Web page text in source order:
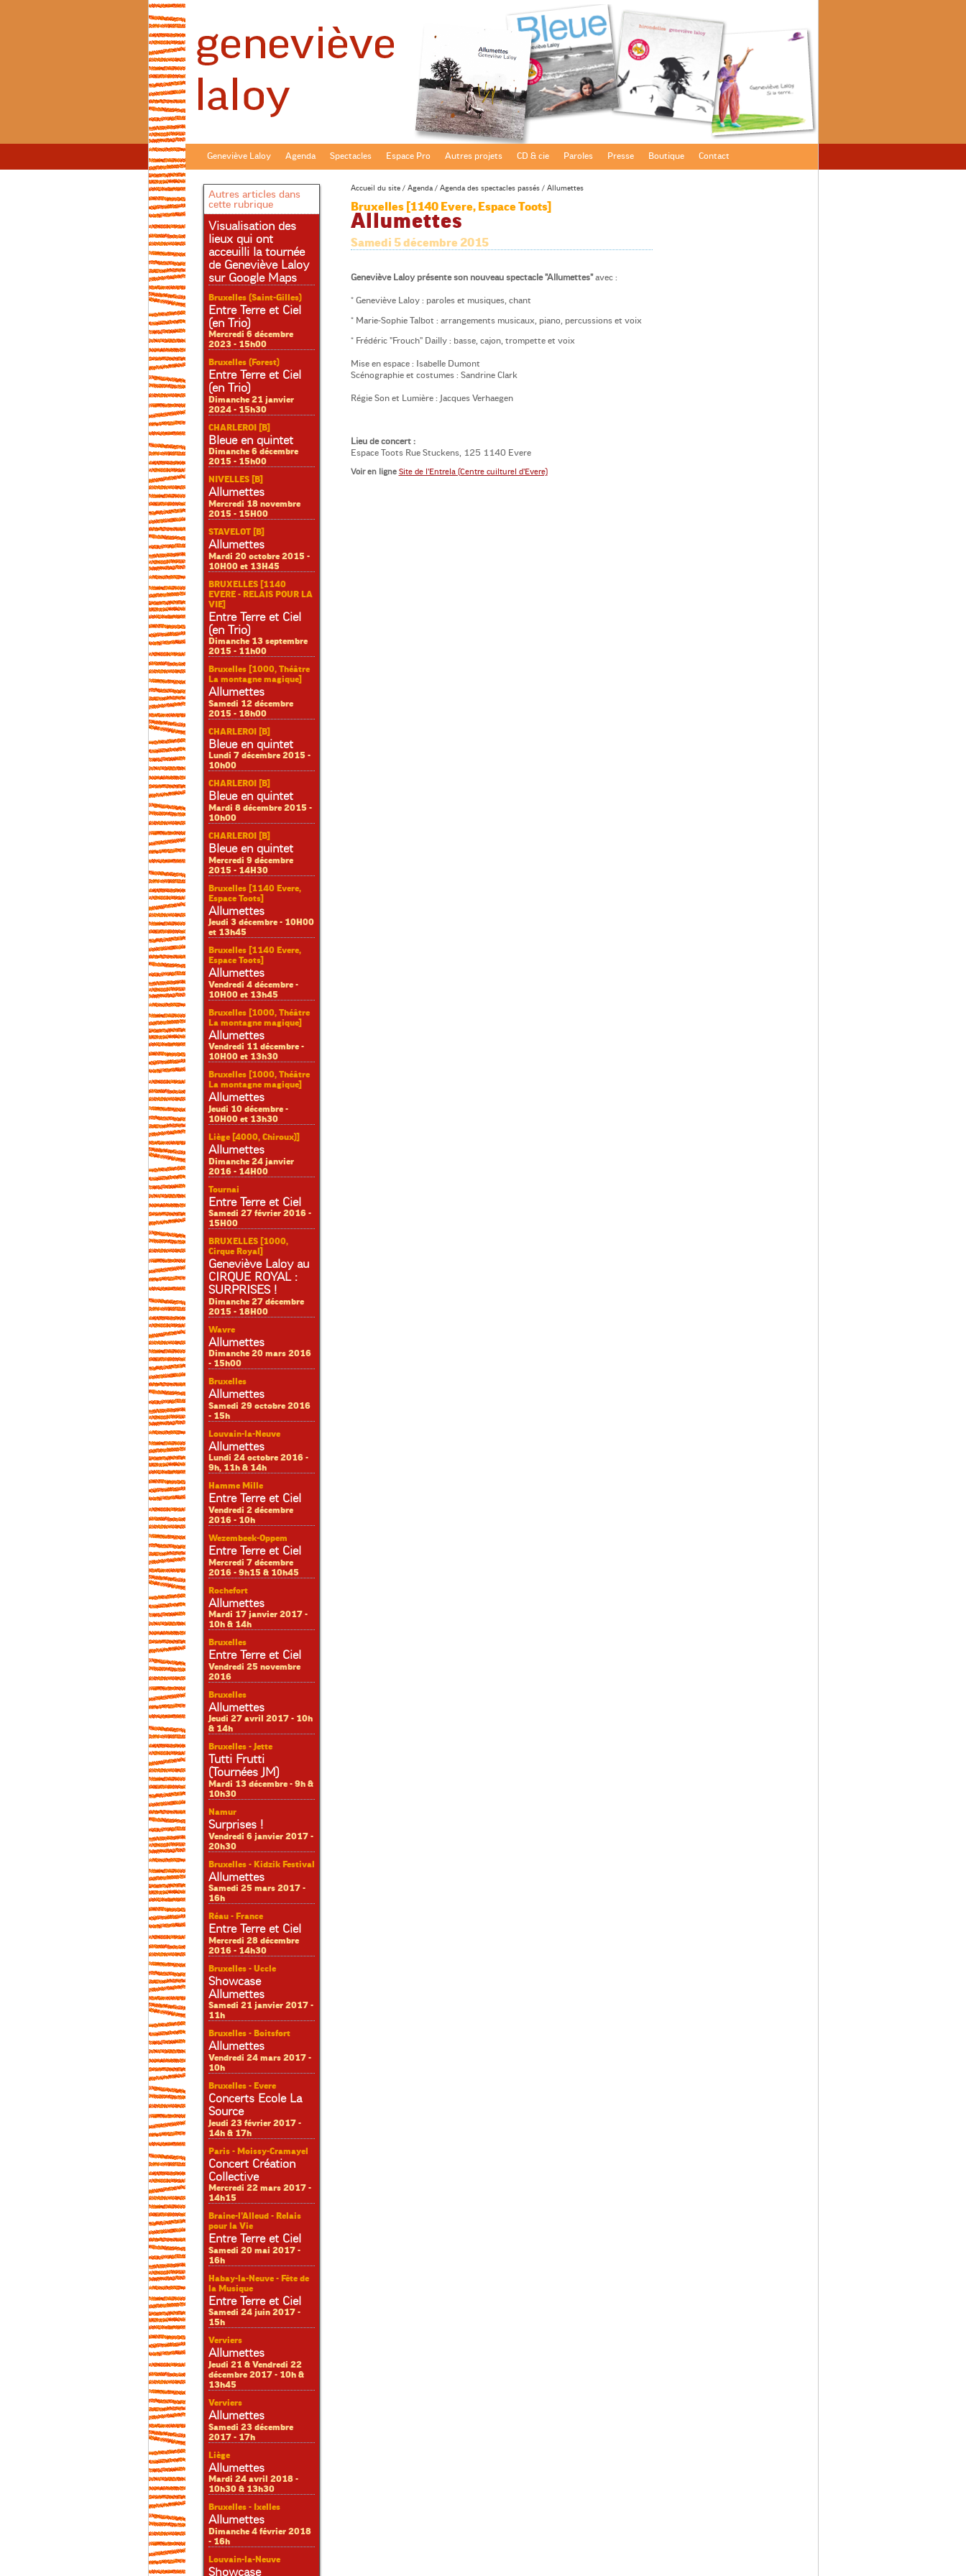
Geneviève Laloy Agenda Spectacles Espace Pro Autres projets CD & cie Paroles Presse Boutique Contact
Autres articles dans
cette rubrique
Visualisation des
lieux qui ont
acceuilli la tournée
de Geneviève Laloy
sur Google Maps
Bruxelles (Saint-Gilles)
Entre Terre et Ciel
(en Trio)
Mercredi 6 décembre
2023 - 15h00
Bruxelles (Forest)
Entre Terre et Ciel
(en Trio)
Dimanche 21 janvier
2024 - 15h30
CHARLEROI [B]
Bleue en quintet
Dimanche 6 décembre
2015 - 15h00
NIVELLES [B]
Allumettes
Mercredi 18 novembre
2015 - 15H00
STAVELOT [B]
Allumettes
Mardi 20 octobre 2015 -
10H00 et 13H45
BRUXELLES [1140
EVERE - RELAIS POUR LA
VIE]
Entre Terre et Ciel
(en Trio)
Dimanche 13 septembre
2015 - 11h00
Bruxelles [1000, Théâtre
La montagne magique]
Allumettes
Samedi 12 décembre
2015 - 18h00
CHARLEROI [B]
Bleue en quintet
Lundi 7 décembre 2015 -
10h00
CHARLEROI [B]
Bleue en quintet
Mardi 8 décembre 2015 -
10h00
CHARLEROI [B]
Bleue en quintet
Mercredi 9 décembre
2015 - 14H30
Bruxelles [1140 Evere,
Espace Toots]
Allumettes
Jeudi 3 décembre - 10H00
et 13h45
Bruxelles [1140 Evere,
Espace Toots]
Allumettes
Vendredi 4 décembre -
10H00 et 13h45
Bruxelles [1000, Théâtre
La montagne magique]
Allumettes
Vendredi 11 décembre -
10H00 et 13h30
Bruxelles [1000, Théâtre
La montagne magique]
Allumettes
Jeudi 10 décembre -
10H00 et 13h30
Liège [4000, Chiroux)]
Allumettes
Dimanche 24 janvier
2016 - 14H00
Tournai
Entre Terre et Ciel
Samedi 27 février 2016 -
15H00
BRUXELLES [1000,
Cirque Royal]
Geneviève Laloy au
CIRQUE ROYAL :
SURPRISES !
Dimanche 27 décembre
2015 - 18H00
Wavre
Allumettes
Dimanche 20 mars 2016
- 15h00
Bruxelles
Allumettes
Samedi 29 octobre 2016
- 15h
Louvain-la-Neuve
Allumettes
Lundi 24 octobre 2016 -
9h, 11h & 14h
Hamme Mille
Entre Terre et Ciel
Vendredi 2 décembre
2016 - 10h
Wezembeek-Oppem
Entre Terre et Ciel
Mercredi 7 décembre
2016 - 9h15 & 10h45
Rochefort
Allumettes
Mardi 17 janvier 2017 -
10h & 14h
Bruxelles
Entre Terre et Ciel
Vendredi 25 novembre
2016
Bruxelles
Allumettes
Jeudi 27 avril 2017 - 10h
& 14h
Bruxelles - Jette
Tutti Frutti
(Tournées JM)
Mardi 13 décembre - 9h &
10h30
Namur
Surprises !
Vendredi 6 janvier 2017 -
20h30
Bruxelles - Kidzik Festival
Allumettes
Samedi 25 mars 2017 -
16h
Réau - France
Entre Terre et Ciel
Mercredi 28 décembre
2016 - 14h30
Bruxelles - Uccle
Showcase
Allumettes
Samedi 21 janvier 2017 -
11h
Bruxelles - Boitsfort
Allumettes
Vendredi 24 mars 2017 -
10h
Bruxelles - Evere
Concerts Ecole La
Source
Jeudi 23 février 2017 -
14h & 17h
Paris - Moissy-Cramayel
Concert Création
Collective
Mercredi 22 mars 2017 -
14h15
Braine-l’Alleud - Relais
pour la Vie
Entre Terre et Ciel
Samedi 20 mai 2017 -
16h
Habay-la-Neuve - Fête de
la Musique
Entre Terre et Ciel
Samedi 24 juin 2017 -
15h
Verviers
Allumettes
Jeudi 21 & Vendredi 22
décembre 2017 - 10h &
13h45
Verviers
Allumettes
Samedi 23 décembre
2017 - 17h
Liège
Allumettes
Mardi 24 avril 2018 -
10h30 & 13h30
Bruxelles - Ixelles
Allumettes
Dimanche 4 février 2018
- 16h
Louvain-la-Neuve
Showcase
Accueil du site/ Agenda / Agenda des spectacles passés/ Allumettes
Bruxelles [1140 Evere, Espace Toots]
Allumettes
Samedi 5 décembre 2015
Geneviève Laloy présente son nouveau spectacle "Allumettes"avec :
* Geneviève Laloy : paroles et musiques, chant
* Marie-Sophie Talbot : arrangements musicaux, piano, percussions et voix
* Frédéric "Frouch" Dailly : basse, cajon, trompette et voix
Mise en espace : Isabelle Dumont
Scénographie et costumes : Sandrine Clark
Régie Son et Lumière : Jacques Verhaegen
Lieu de concert :
Espace Toots Rue Stuckens, 125 1140 Evere
Voir en ligne Site de l’Entrela (Centre cuilturel d’Evere)